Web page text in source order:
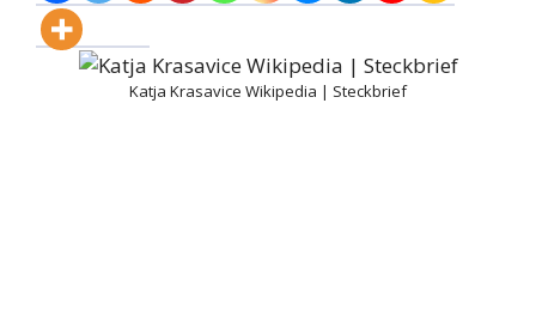
Katja Krasavice Wikipedia | Steckbrief